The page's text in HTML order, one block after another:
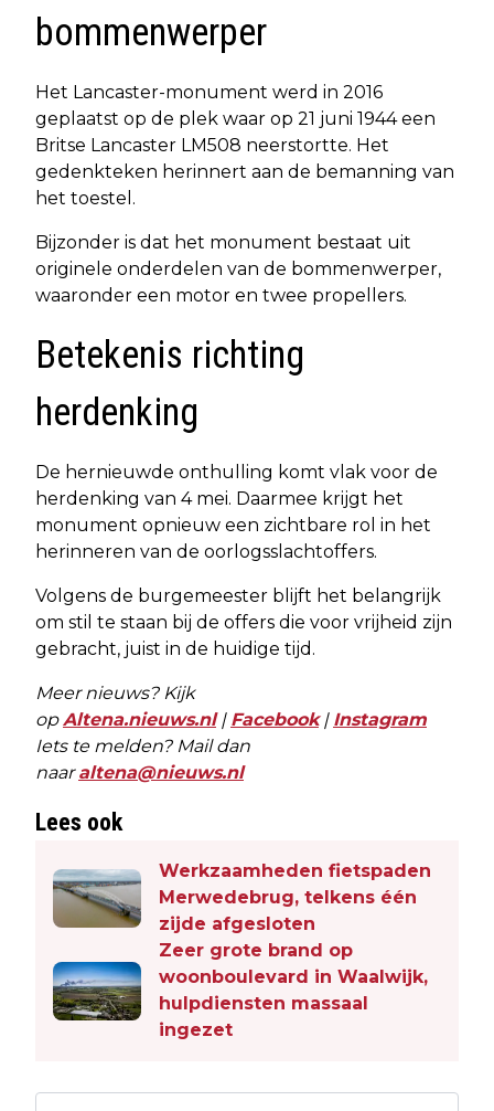
bommenwerper
Het Lancaster-monument werd in 2016
geplaatst op de plek waar op 21 juni 1944 een
Britse Lancaster LM508 neerstortte. Het
gedenkteken herinnert aan de bemanning van
het toestel.
Bijzonder is dat het monument bestaat uit
originele onderdelen van de bommenwerper,
waaronder een motor en twee propellers.
Betekenis richting
herdenking
De hernieuwde onthulling komt vlak voor de
herdenking van 4 mei. Daarmee krijgt het
monument opnieuw een zichtbare rol in het
herinneren van de oorlogsslachtoffers.
Volgens de burgemeester blijft het belangrijk
om stil te staan bij de offers die voor vrijheid zijn
gebracht, juist in de huidige tijd.
Meer nieuws? Kijk
opAltena.nieuws.nl| Facebook| Instagram
Iets te melden? Mail dan
naaraltena@nieuws.nl
Lees ook
Werkzaamheden fietspaden
Merwedebrug, telkens één
zijde afgesloten
Zeer grote brand op
woonboulevard in Waalwijk,
hulpdiensten massaal
ingezet